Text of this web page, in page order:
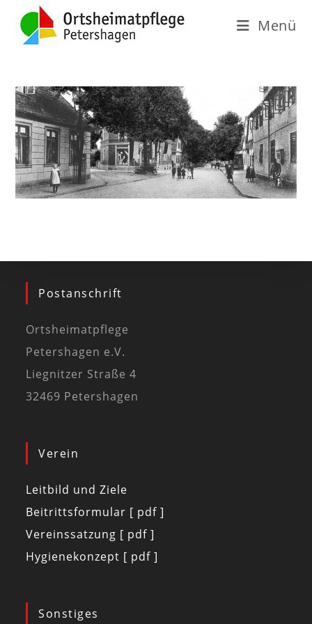
Menü
Postanschrift
Ortsheimatpflege
Petershagen e.V.
Liegnitzer Straße 4
32469 Petershagen
Verein
Leitbild und Ziele
Beitrittsformular [ pdf ]
Vereinssatzung [ pdf ]
Hygienekonzept [ pdf ]
Sonstiges